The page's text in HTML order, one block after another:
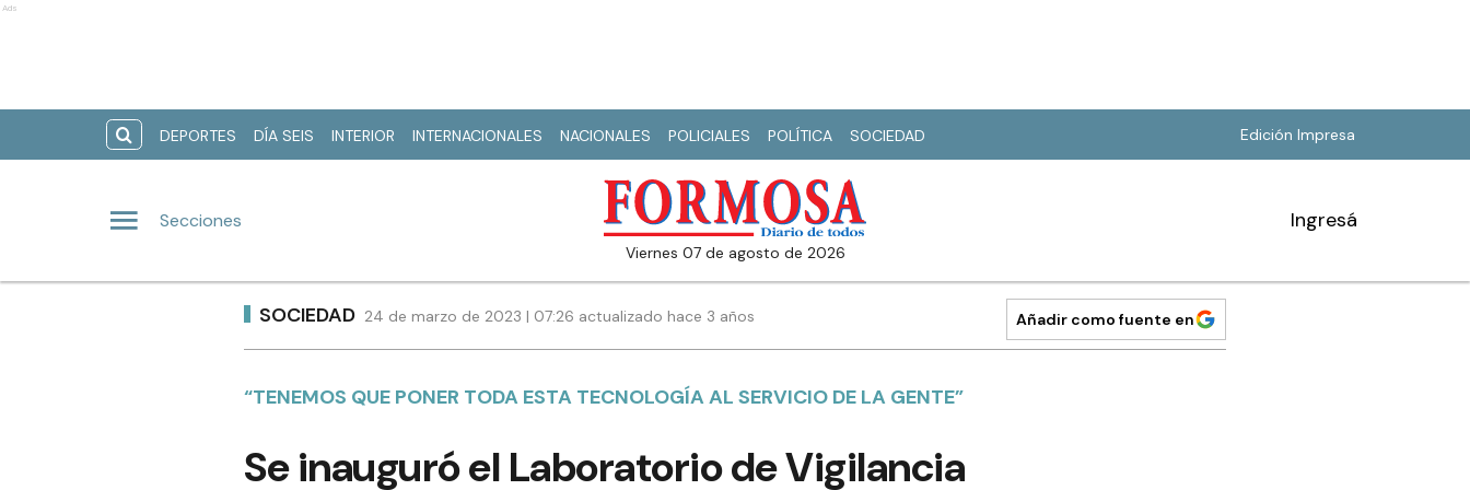
Ads
DEPORTES DÍA SEIS INTERIOR INTERNACIONALES NACIONALES POLICIALES POLÍTICA SOCIEDAD Edición Impresa
Secciones
viernes 07 de agosto de 2026
Ingresá
SOCIEDAD 24 de marzo de 2023 | 07:26 actualizado hace 3 años Añadir como fuente en
“TENEMOS QUE PONER TODA ESTA TECNOLOGÍA AL SERVICIO DE LA GENTE”
Se inauguró el Laboratorio de Vigilancia